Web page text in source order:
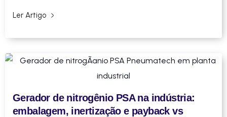
Ler Artigo
Gerador de nitrogênio PSA na indústria:
embalagem, inertização e payback vs